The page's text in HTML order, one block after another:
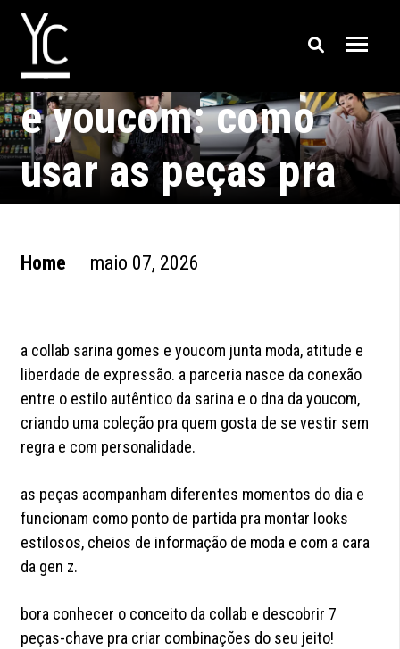
collab sarina gomes
e youcom: como
usar as peças pra
Home maio 07, 2026
a collab sarina gomes e youcom junta moda, atitude e
liberdade de expressão. a parceria nasce da conexão
entre o estilo autêntico da sarina e o dna da youcom,
criando uma coleção pra quem gosta de se vestir sem
regra e com personalidade.
as peças acompanham diferentes momentos do dia e
funcionam como ponto de partida pra montar looks
estilosos, cheios de informação de moda e com a cara
da gen z.
bora conhecer o conceito da collab e descobrir 7
peças-chave pra criar combinações do seu jeito!